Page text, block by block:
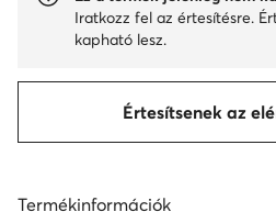
Iratkozz fel az értesítésre.
kapható lesz.
Értesítsenek az
Termékinformációk